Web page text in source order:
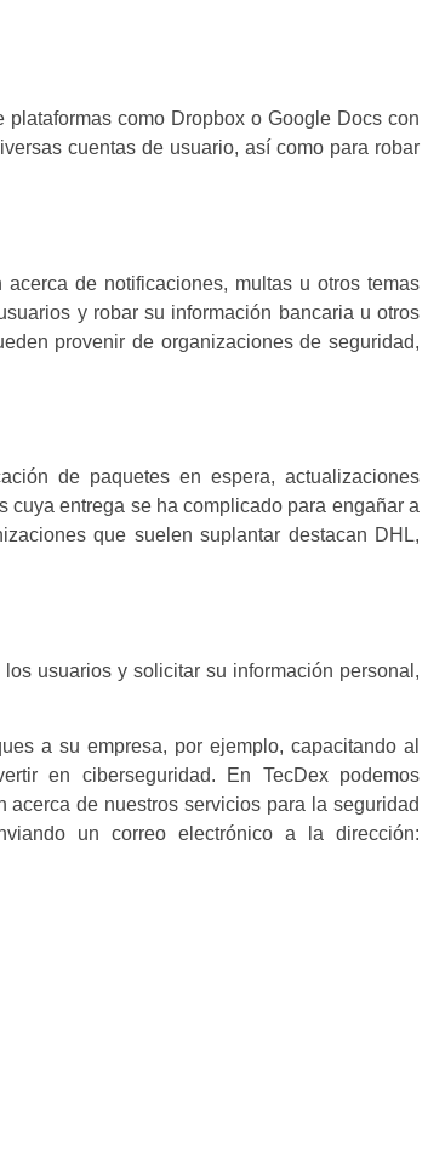
como Dropbox o Google Docs con
cuentas de usuario, así como para robar
de notificaciones, multas u otros temas
y robar su información bancaria u otros
provenir de organizaciones de seguridad,
de paquetes en espera, actualizaciones
entrega se ha complicado para engañar a
que suelen suplantar destacan DHL,
usuarios y solicitar su información personal,
a su empresa, por ejemplo, capacitando al
en ciberseguridad. En TecDex podemos
acerca de nuestros servicios para la seguridad
un correo electrónico a la dirección: